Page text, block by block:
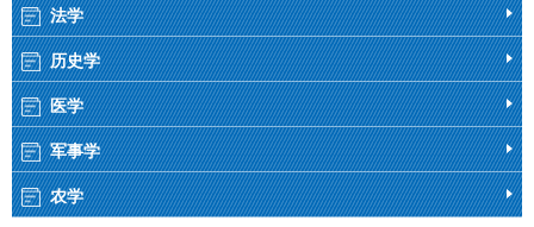
法学
历史学
医学
军事学
农学